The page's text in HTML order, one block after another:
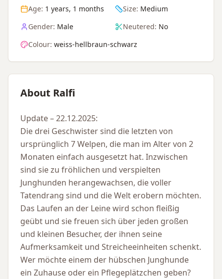
Age: 1 years, 1 months Size: Medium
Gender: Male Neutered: No
Colour: weiss-hellbraun-schwarz
About Ralfi
Update – 22.12.2025:
Die drei Geschwister sind die letzten von
ursprünglich 7 Welpen, die man im Alter von 2
Monaten einfach ausgesetzt hat. Inzwischen
sind sie zu fröhlichen und verspielten
Junghunden herangewachsen, die voller
Tatendrang sind und die Welt erobern möchten.
Das Laufen an der Leine wird schon fleißig
geübt und sie freuen sich über jeden großen
und kleinen Besucher, der ihnen seine
Aufmerksamkeit und Streicheeinheiten schenkt.
Wer möchte einem der hübschen Junghunde
ein Zuhause oder ein Pflegeplätzchen geben?